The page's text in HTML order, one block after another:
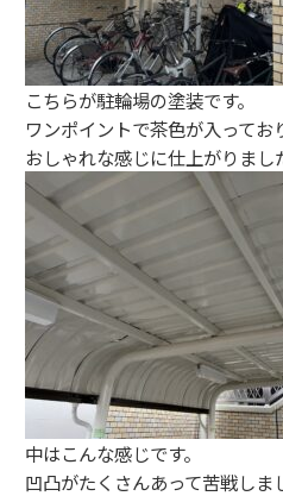
こちらが駐輪場の塗装です。
ワンポイントで茶色が入ってお
おしゃれな感じに仕上がりまし
中はこんな感じです。
凹凸がたくさんあって苦戦し